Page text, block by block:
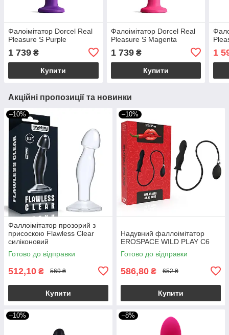
Фалоімітатор Dorcel Real
Pleasure S Purple
1 739 ₴
Купити
Фалоімітатор Dorcel Real
Pleasure S Magenta
1 739₴
Купити
1
Акційні пропозиції та новинки
–10%
Фаллоімітатор прозорий з
присоскою Flawless Clear
силіконовий
Готово до відправки
512,10 ₴ 569 ₴
Купити
–10%
Надувний фаллоімітатор
EROSPACE WILD PLAY C6
Готово до відправки
586,80 ₴ 652 ₴
Купити
–10% –8%